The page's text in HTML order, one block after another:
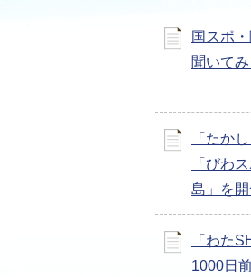
国スポ
聞いて
「たか
「びわ
島」を開
「わた
1000日